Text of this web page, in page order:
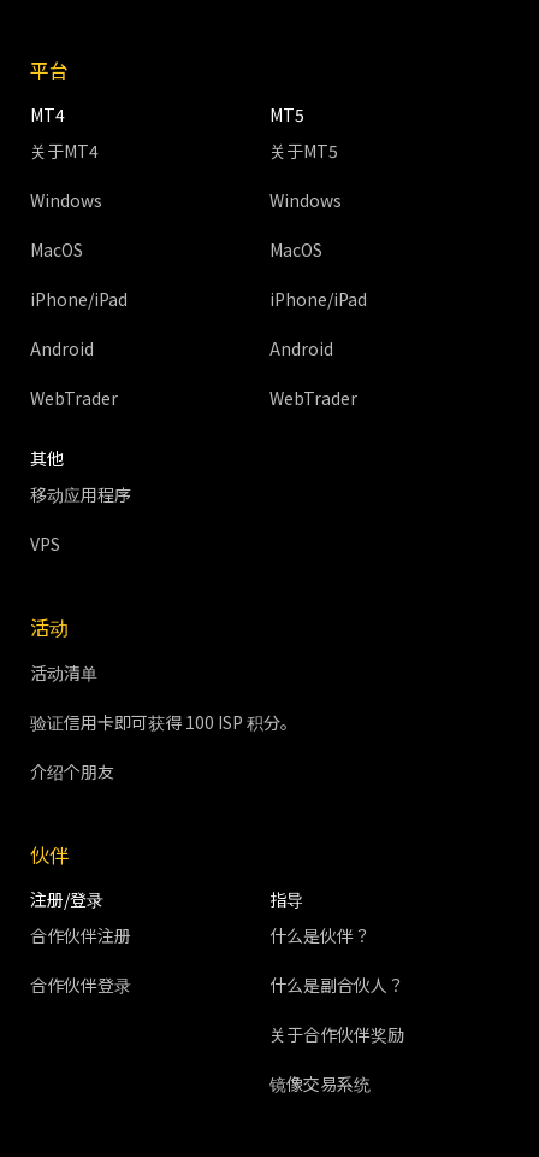
平台
MT4
关于MT4
Windows
MacOS
iPhone/iPad
Android
WebTrader
MT5
关于MT5
Windows
MacOS
iPhone/iPad
Android
WebTrader
其他
移动应用程序
VPS
活动
活动清单
验证信用卡即可获得 100 ISP 积分。
介绍个朋友
伙伴
注册/登录
合作伙伴注册
合作伙伴登录
指导
什么是伙伴？
什么是副合伙人？
关于合作伙伴奖励
镜像交易系统